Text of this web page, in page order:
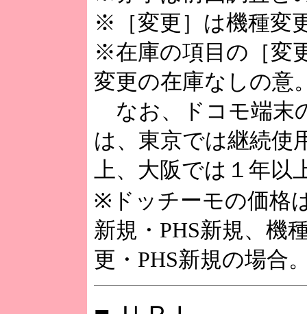
※［変更］は機種変
※在庫の項目の［変
変更の在庫なしの意
なお、ドコモ端末
は、東京では継続使
上、大阪では１年以
※ドッチーモの価格
新規・PHS新規、機
更・PHS新規の場合